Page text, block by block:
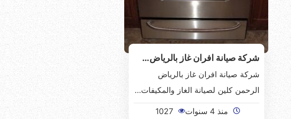
شركة صيانة افران غاز بالرياض…
شركة صيانة افران غاز بالرياض
الرحمن كلين لصيانة الغاز والمكيفات…
منذ 4 سنوات 1027